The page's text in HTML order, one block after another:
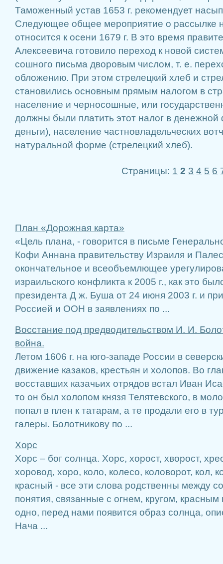
Таможенный устав 1653 г. рекомендует
Следующее общее мероприятие о рассылке
относится к осени 1679 г. В это время
Алексеевича готовило переход к новой
сошного письма дворовым числом, т. е.
обложению. При этом стрелецкий хлеб и
становились основным прямым налогом в
население и черносошные, или
должны были платить этот налог в
деньги), население частновладельческих
натуральной форме (стрелецкий хлеб).
Страницы: 1 2 3 4 5 6
План «Дорожная карта»
«Цель плана, - говорится в письме
Кофи Аннана правительст­ву Израиля и
окончательное и все­объемлющее
израильского конфликта к 2005 г., как это
президента Д ж. Буша от 24 июня 2003 г. и
Россией и ООН в заяв­лениях по ...
Восстание под предводительством И. И.
война.
Летом 1606 г. на юго-западе России в
движение казаков, крестьян и холопов. Во
восставших казачьих отрядов встал Иван
то он был холопом князя Телятевского, в
попал в плен к татарам, а те продали его в
галеры. Болотникову по ...
Хорс
Хорс – бог солнца. Хорс, хорост, хворост,
хоровод, хоро, коло, колесо, коловорот, кол,
красный - все эти слова родственны между
понятия, связанные с огнем, кругом,
одно, перед нами появится образ солнца,
Нача ...